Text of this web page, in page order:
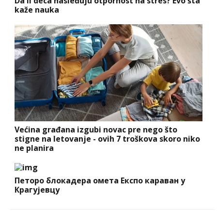
kaže nauka
Većina građana izgubi novac pre nego što
stigne na letovanje - ovih 7 troškova skoro niko
ne planira
Петоро блокадера омета Експо караван у
Крагујевцу